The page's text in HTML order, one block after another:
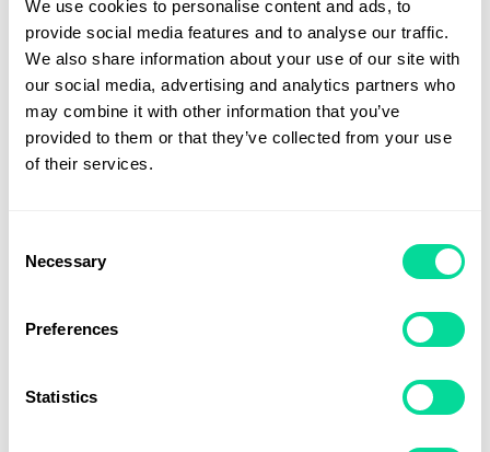
We use cookies to personalise content and ads, to
provide social media features and to analyse our traffic.
We also share information about your use of our site with
our social media, advertising and analytics partners who
may combine it with other information that you’ve
provided to them or that they’ve collected from your use
of their services.
Selection
Necessary
Preferences
Statistics